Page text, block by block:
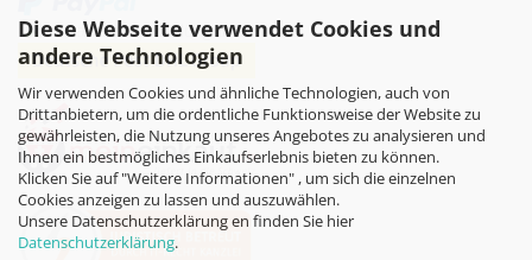
Diese Webseite verwendet Cookies und
andere Technologien
Wir verwenden Cookies und ähnliche Technologien, auch von
Drittanbietern, um die ordentliche Funktionsweise der Website zu
gewährleisten, die Nutzung unseres Angebotes zu analysieren und
Ihnen ein bestmögliches Einkaufserlebnis bieten zu können.
Klicken Sie auf "Weitere Informationen" , um sich die einzelnen
Cookies anzeigen zu lassen und auszuwählen.
Unsere Datenschutzerklärung en finden Sie hier
Datenschutzerklärung.